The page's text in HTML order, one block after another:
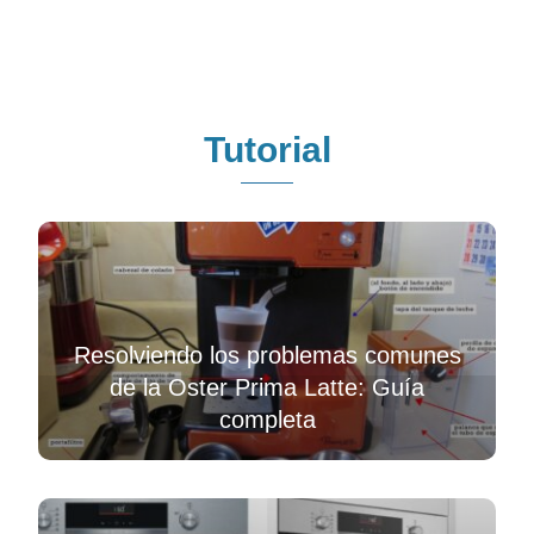
Tutorial
Resolviendo los problemas comunes
de la Oster Prima Latte: Guía
completa